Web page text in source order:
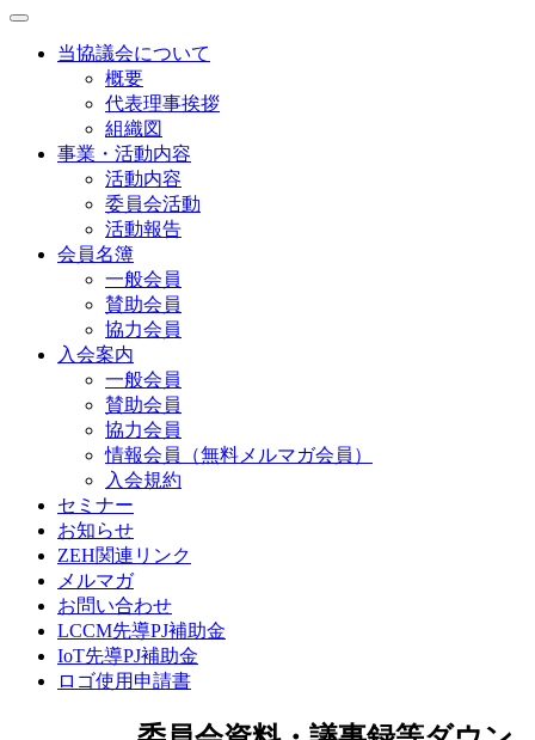
当協議会について
概要
代表理事挨拶
組織図
事業・活動内容
活動内容
委員会活動
活動報告
会員名簿
一般会員
賛助会員
協力会員
入会案内
一般会員
賛助会員
協力会員
情報会員（無料メルマガ会員）
入会規約
セミナー
お知らせ
ZEH関連リンク
メルマガ
お問い合わせ
LCCM先導PJ補助金
IoT先導PJ補助金
ロゴ使用申請書